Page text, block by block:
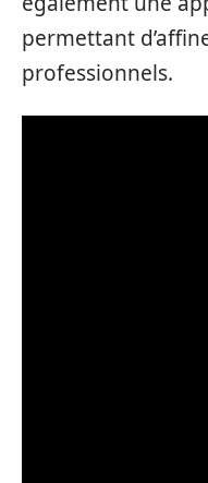
permettant
professionnels.